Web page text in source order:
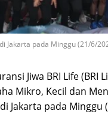
pada Minggu (21/6/
Jiwa BRI Life (BRI
Mikro, Kecil dan
Jakarta pada